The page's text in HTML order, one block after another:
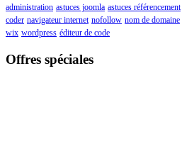
administration astuces joomla astuces référencement
coder navigateur internet nofollow nom de domaine
wix wordpress éditeur de code
Offres spéciales